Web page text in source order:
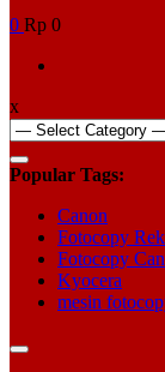
0 Rp 0
x
Popular Tags:
Canon
Fotocopy
Fotocopy
Kyocera
mesin